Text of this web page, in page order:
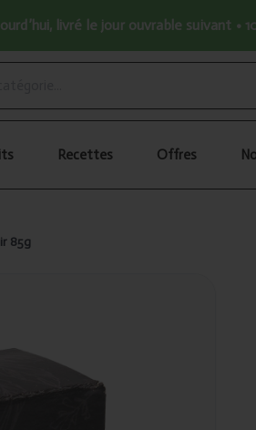
livré le jour ouvrable suivant •
Recettes Offres
85g